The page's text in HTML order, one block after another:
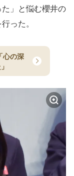
」と悩む櫻井の
った。
心の深